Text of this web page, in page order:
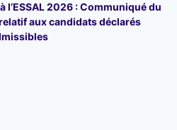
l’ESSAL 2026 : Communiqué du
aux candidats déclarés